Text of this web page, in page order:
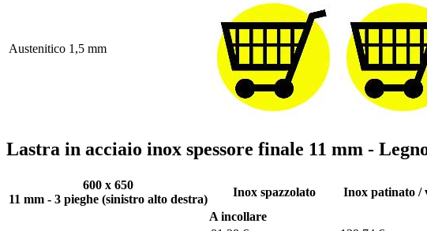
Austenitico 1,5 mm
Lastra in acciaio inox spessore finale 11 mm -
600 x 650
11 mm - 3 pieghe (sinistro alto destra)
Inox spazzolato
Inox patinato /
A incollare